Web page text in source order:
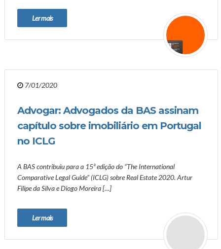
Ler mais
7/01/2020
Advogar: Advogados da BAS assinam
capítulo sobre imobiliário em Portugal
no ICLG
A BAS contribuiu para a 15ª edição do “The International
Comparative Legal Guide” (ICLG) sobre Real Estate 2020. Artur
Filipe da Silva e Diogo Moreira […]
Ler mais